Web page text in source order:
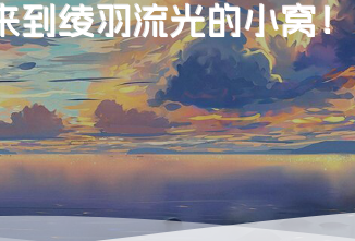
绫羽流光的小窝！